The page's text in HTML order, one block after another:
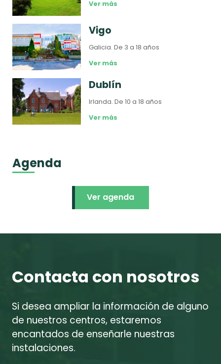
Ver más
Vigo
Galicia.De 3 a 18 años
Ver más
Dublín
Irlanda.De 10 a 18 años
Ver más
Agenda
Ver agenda
Contacta con nosotros
Si desea ampliar la información de alguno
de nuestros centros, estaremos
encantados de enseñarle nuestras
instalaciones.